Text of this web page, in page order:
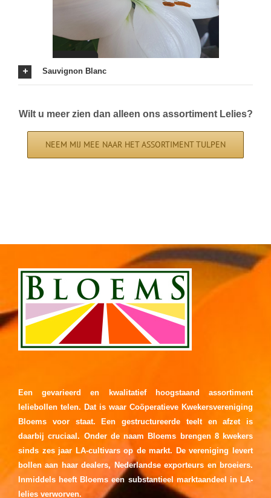
Sauvignon Blanc
Wilt u meer zien dan alleen ons assortiment Lelies?
NEEM MIJ MEE NAAR HET ASSORTIMENT TULPEN
Een gevarieerd en kwalitatief hoogstaand assortiment
leliebollen telen. Dat is waar Coöperatieve Kwekersvereniging
Bloems voor staat. Een gestructureerde teelt en afzet is
daarbij cruciaal. Onder de naam Bloems brengen 8 kwekers
sinds zes jaar LA-cultivars op de markt. De vereniging levert
bollen aan haar dealers, Nederlandse exporteurs en broeiers.
Inmiddels heeft Bloems een substantieel marktaandeel in LA-
lelies verworven.